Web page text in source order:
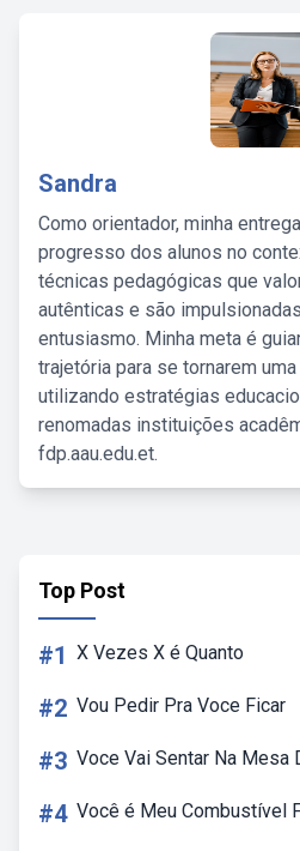
Sandra
Como orientador, minha
progresso dos alunos no
técnicas pedagógicas que
autênticas e são
entusiasmo. Minha meta é
trajetória para se tornarem
utilizando estratégias
renomadas instituições
fdp.aau.edu.et.
Top Post
#1 X Vezes X é Quanto
#2 Vou Pedir Pra Voce Ficar
#3 Voce Vai Sentar Na Mesa
#4 Você é Meu Combustível